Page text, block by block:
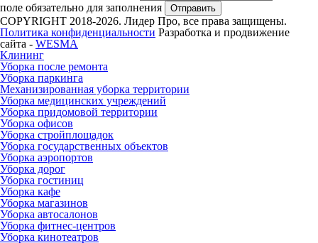
поле обязательно для заполнения
Отправить
COPYRIGHT 2018-2026. Лидер Про, все права защищены.
Политика конфиденциальности Разработка и продвижение
сайта - WESMA
Клининг
Уборка после ремонта
Уборка паркинга
Механизированная уборка территории
Уборка медицинских учреждений
Уборка придомовой территории
Уборка офисов
Уборка стройплощадок
Уборка государственных объектов
Уборка аэропортов
Уборка дорог
Уборка гостиниц
Уборка кафе
Уборка магазинов
Уборка автосалонов
Уборка фитнес-центров
Уборка кинотеатров